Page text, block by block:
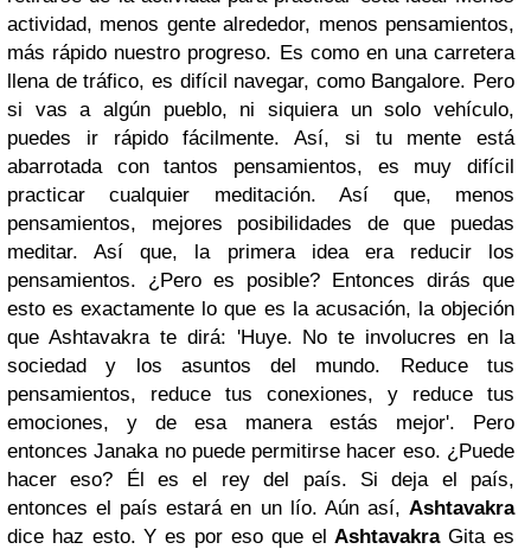
actividad, menos gente alrededor, menos pensamientos,
más rápido nuestro progreso. Es como en una carretera
llena de tráfico, es difícil navegar, como Bangalore. Pero
si vas a algún pueblo, ni siquiera un solo vehículo,
puedes ir rápido fácilmente. Así, si tu mente está
abarrotada con tantos pensamientos, es muy difícil
practicar cualquier meditación. Así que, menos
pensamientos, mejores posibilidades de que puedas
meditar. Así que, la primera idea era reducir los
pensamientos. ¿Pero es posible? Entonces dirás que
esto es exactamente lo que es la acusación, la objeción
que Ashtavakra te dirá: 'Huye. No te involucres en la
sociedad y los asuntos del mundo. Reduce tus
pensamientos, reduce tus conexiones, y reduce tus
emociones, y de esa manera estás mejor'. Pero
entonces Janaka no puede permitirse hacer eso. ¿Puede
hacer eso? Él es el rey del país. Si deja el país,
entonces el país estará en un lío. Aún así, Ashtavakra
dice haz esto. Y es por eso que elAshtavakraGita es